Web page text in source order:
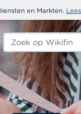
en Markten.
Zoeken
edit-